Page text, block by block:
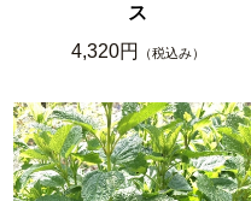
ス
4,320円
（税込み）